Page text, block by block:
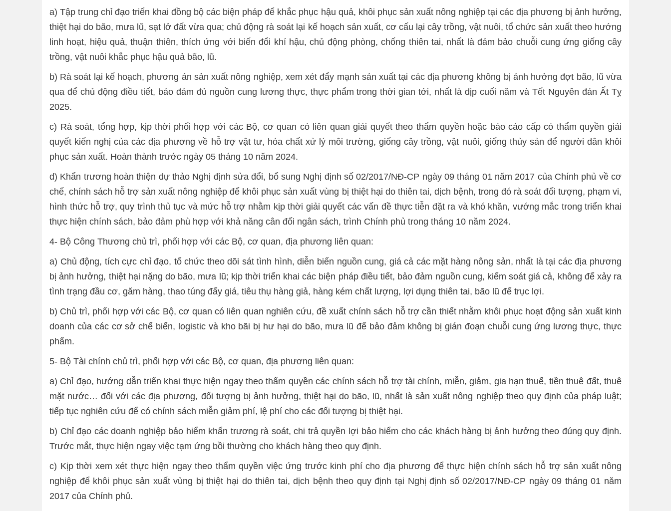
a) Tập trung chỉ đạo triển khai đồng bộ các biện pháp để khắc phục hậu quả, khôi phục sản xuất nông nghiệp tại các địa phương bị ảnh hưởng,
thiệt hại do bão, mưa lũ, sạt lở đất vừa qua; chủ động rà soát lại kế hoạch sản xuất, cơ cấu lại cây trồng, vật nuôi, tổ chức sản xuất theo hướng
linh hoạt, hiệu quả, thuận thiên, thích ứng với biến đổi khí hậu, chủ động phòng, chống thiên tai, nhất là đảm bảo chuỗi cung ứng giống cây
trồng, vật nuôi khắc phục hậu quả bão, lũ.
b) Rà soát lại kế hoạch, phương án sản xuất nông nghiệp, xem xét đẩy mạnh sản xuất tại các địa phương không bị ảnh hưởng đợt bão, lũ vừa
qua để chủ động điều tiết, bảo đảm đủ nguồn cung lương thực, thực phẩm trong thời gian tới, nhất là dịp cuối năm và Tết Nguyên đán Ất Tỵ
2025.
c) Rà soát, tổng hợp, kịp thời phối hợp với các Bộ, cơ quan có liên quan giải quyết theo thẩm quyền hoặc báo cáo cấp có thẩm quyền giải
quyết kiến nghị của các địa phương về hỗ trợ vật tư, hóa chất xử lý môi trường, giống cây trồng, vật nuôi, giống thủy sản để người dân khôi
phục sản xuất. Hoàn thành trước ngày 05 tháng 10 năm 2024.
d) Khẩn trương hoàn thiện dự thảo Nghị định sửa đổi, bổ sung Nghị định số 02/2017/NĐ-CP ngày 09 tháng 01 năm 2017 của Chính phủ về cơ
chế, chính sách hỗ trợ sản xuất nông nghiệp để khôi phục sản xuất vùng bị thiệt hại do thiên tai, dịch bệnh, trong đó rà soát đối tượng, phạm vi,
hình thức hỗ trợ, quy trình thủ tục và mức hỗ trợ nhằm kịp thời giải quyết các vấn đề thực tiễn đặt ra và khó khăn, vướng mắc trong triển khai
thực hiện chính sách, bảo đảm phù hợp với khả năng cân đối ngân sách, trình Chính phủ trong tháng 10 năm 2024.
4- Bộ Công Thương chủ trì, phối hợp với các Bộ, cơ quan, địa phương liên quan:
a) Chủ động, tích cực chỉ đạo, tổ chức theo dõi sát tình hình, diễn biến nguồn cung, giá cả các mặt hàng nông sản, nhất là tại các địa phương
bị ảnh hưởng, thiệt hại nặng do bão, mưa lũ; kịp thời triển khai các biện pháp điều tiết, bảo đảm nguồn cung, kiểm soát giá cả, không để xảy ra
tình trạng đầu cơ, găm hàng, thao túng đẩy giá, tiêu thụ hàng giả, hàng kém chất lượng, lợi dụng thiên tai, bão lũ để trục lợi.
b) Chủ trì, phối hợp với các Bộ, cơ quan có liên quan nghiên cứu, đề xuất chính sách hỗ trợ cần thiết nhằm khôi phục hoạt động sản xuất kinh
doanh của các cơ sở chế biến, logistic và kho bãi bị hư hại do bão, mưa lũ để bảo đảm không bị gián đoạn chuỗi cung ứng lương thực, thực
phẩm.
5- Bộ Tài chính chủ trì, phối hợp với các Bộ, cơ quan, địa phương liên quan:
a) Chỉ đạo, hướng dẫn triển khai thực hiện ngay theo thẩm quyền các chính sách hỗ trợ tài chính, miễn, giảm, gia hạn thuế, tiền thuê đất, thuê
mặt nước… đối với các địa phương, đối tượng bị ảnh hưởng, thiệt hại do bão, lũ, nhất là sản xuất nông nghiệp theo quy định của pháp luật;
tiếp tục nghiên cứu để có chính sách miễn giảm phí, lệ phí cho các đối tượng bị thiệt hại.
b) Chỉ đạo các doanh nghiệp bảo hiểm khẩn trương rà soát, chi trả quyền lợi bảo hiểm cho các khách hàng bị ảnh hưởng theo đúng quy định.
Trước mắt, thực hiện ngay việc tạm ứng bồi thường cho khách hàng theo quy định.
c) Kịp thời xem xét thực hiện ngay theo thẩm quyền việc ứng trước kinh phí cho địa phương để thực hiện chính sách hỗ trợ sản xuất nông
nghiệp để khôi phục sản xuất vùng bị thiệt hại do thiên tai, dịch bệnh theo quy định tại Nghị định số 02/2017/NĐ-CP ngày 09 tháng 01 năm
2017 của Chính phủ.